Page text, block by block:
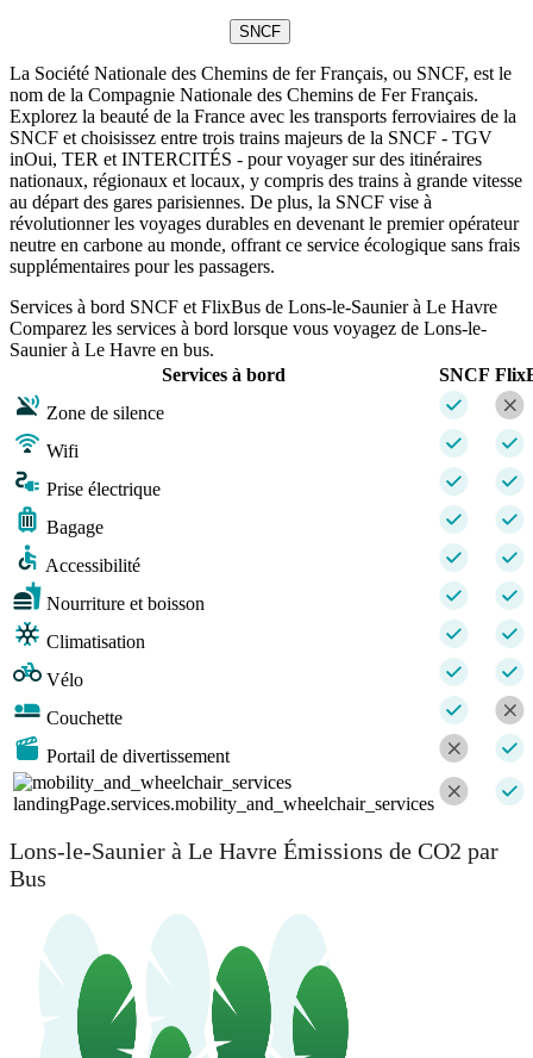
SNCF
La Société Nationale des Chemins de fer Français, ou SNCF, est le
nom de la Compagnie Nationale des Chemins de Fer Français.
Explorez la beauté de la France avec les transports ferroviaires de la
SNCF et choisissez entre trois trains majeurs de la SNCF - TGV
inOui, TER et INTERCITÉS - pour voyager sur des itinéraires
nationaux, régionaux et locaux, y compris des trains à grande vitesse
au départ des gares parisiennes. De plus, la SNCF vise à
révolutionner les voyages durables en devenant le premier opérateur
neutre en carbone au monde, offrant ce service écologique sans frais
supplémentaires pour les passagers.
Services à bord SNCF et FlixBus de Lons-le-Saunier à Le Havre
Comparez les services à bord lorsque vous voyagez de Lons-le-
Saunier à Le Havre en bus.
Services à bord
SNCF
Zone de silence
Wifi
Prise électrique
Bagage
Accessibilité
Nourriture et boisson
Climatisation
Vélo
Couchette
Portail de divertissement
landingPage.services.mobility_and_wheelchair_services
Lons-le-Saunier à Le Havre Émissions de CO2 par
Bus